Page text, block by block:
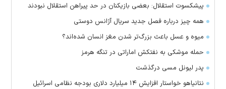
پیشکسوت استقلال: بعضی بازیکنان در حد پیراهن استقلال نبودند
همه چیز درباره فصل جدید سریال آژانس دوستی
میوه و عسل باعث بزرگ‌تر شدن مغز انسان شده‌اند؟
حمله موشکی به نفتکش اماراتی در تنگه هرمز
پدر لیونل مسی درگذشت
نتانیاهو خواستار افزایش ۱۴ میلیارد دلاری بودجه نظامی اسرائیل